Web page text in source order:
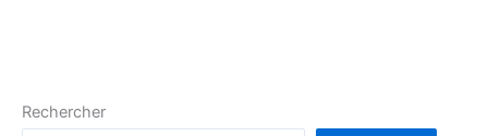
Rechercher